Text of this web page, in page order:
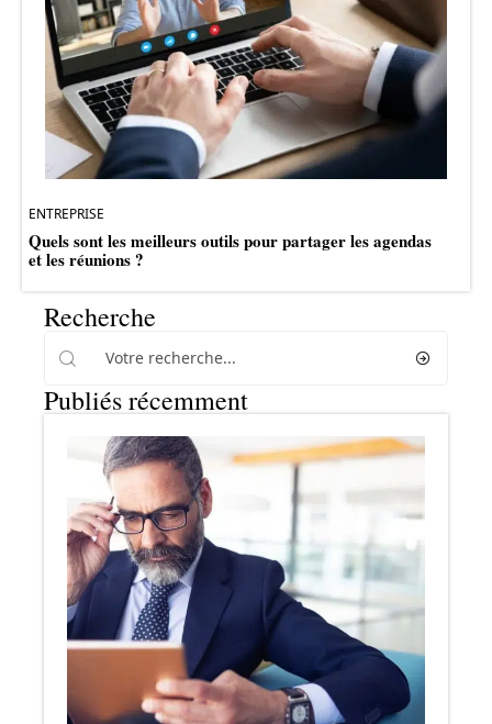
ENTREPRISE
Quels sont les meilleurs outils pour partager les agendas
et les réunions ?
Recherche
Publiés récemment